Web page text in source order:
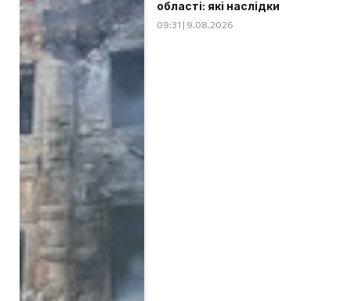
області: які наслідки
09:31 | 9.08.2026